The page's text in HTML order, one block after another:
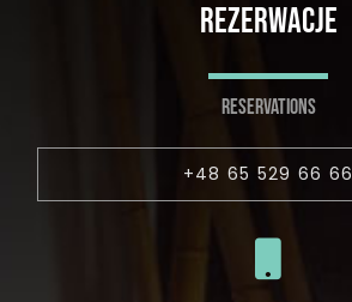
REZERWACJE
RESERVATIONS
+48 65 529 66 66